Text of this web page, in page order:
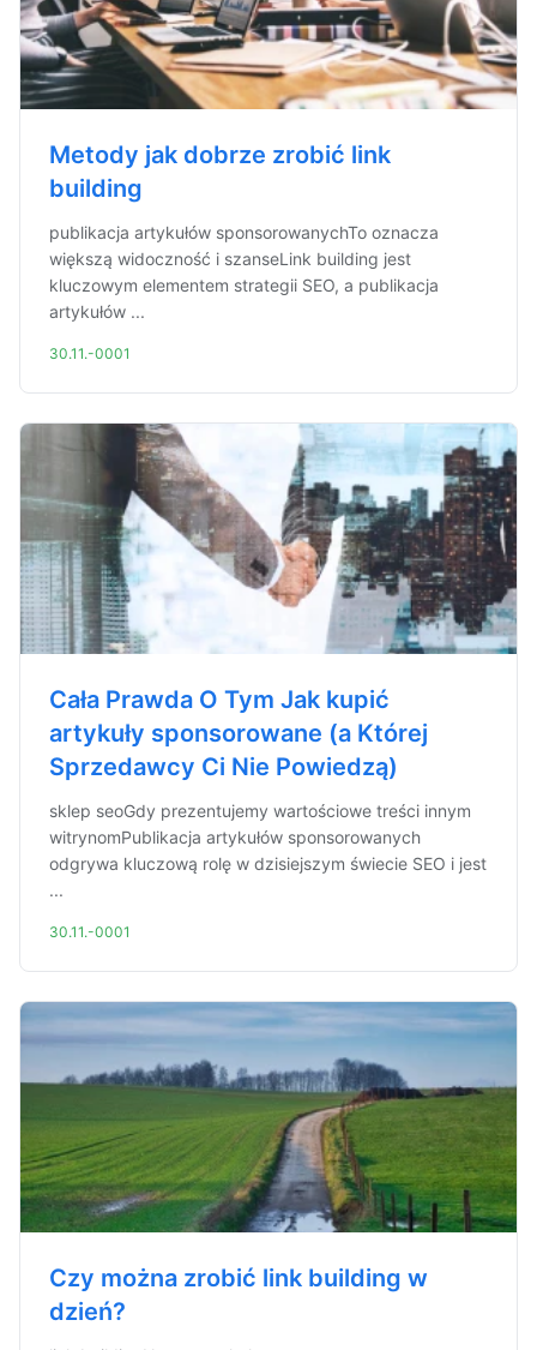
Metody jak dobrze zrobić link
building
publikacja artykułów sponsorowanychTo oznacza
większą widoczność i szanseLink building jest
kluczowym elementem strategii SEO, a publikacja
artykułów ...
30.11.-0001
Cała Prawda O Tym Jak kupić
artykuły sponsorowane (a Której
Sprzedawcy Ci Nie Powiedzą)
sklep seoGdy prezentujemy wartościowe treści innym
witrynomPublikacja artykułów sponsorowanych
odgrywa kluczową rolę w dzisiejszym świecie SEO i jest
...
30.11.-0001
Czy można zrobić link building w
dzień?